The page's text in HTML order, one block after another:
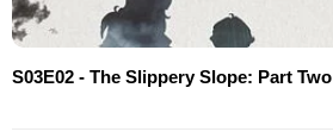
S03E02 - The Slippery Slope: Part Two